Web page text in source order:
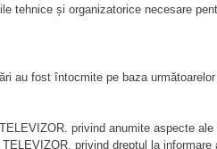
tehnice și organizatorice necesare
au fost întocmite pe baza
privind anumite aspecte
privind dreptul la